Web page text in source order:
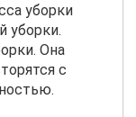
уборки
уборки.
Она
с